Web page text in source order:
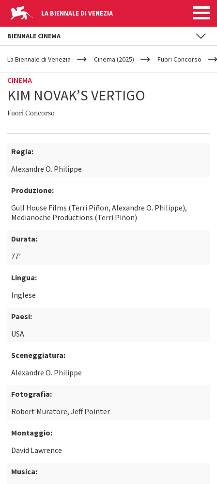
LA BIENNALE DI VENEZIA
YOUR
ARE
La Biennale di Venezia Cinema (2025) Fuori Concorso
CINEMA
KIM NOVAK’S VERTIGO
Fuori Concorso
Regia:
Alexandre O. Philippe
Produzione:
Gull House Films (Terri Piñon, Alexandre O. Philippe),
Medianoche Productions (Terri Piñon)
Durata:
77’
Lingua:
Inglese
Paesi:
USA
Sceneggiatura:
Alexandre O. Philippe
Fotografia:
Robert Muratore, Jeff Pointer
Montaggio:
David Lawrence
Musica:
BIENNALE CINEMA